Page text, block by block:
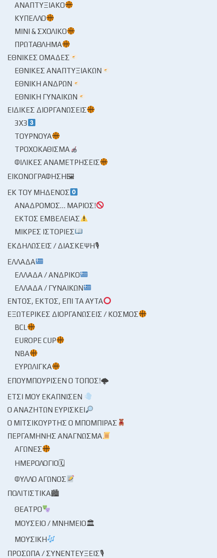
ΑΝΑΠΤΥΞΙΑΚΌ
ΚΎΠΕΛΛΟ
ΜΊΝΙ & ΣΧΟΛΙΚΌ
ΠΡΩΤΆΘΛΗΜΑ
ΕΘΝΙΚΈΣ ΟΜΆΔΕΣ
ΕΘΝΙΚΈΣ ΑΝΑΠΤΥΞΙΑΚΏΝ
ΕΘΝΙΚΉ ΑΝΔΡΏΝ
ΕΘΝΙΚΉ ΓΥΝΑΙΚΏΝ
ΕΙΔΙΚΈΣ ΔΙΟΡΓΑΝΏΣΕΙΣ
3X3
ΤΟΥΡΝΟΥΆ
ΤΡΟΧΟΚΆΘΙΣΜΑ
ΦΙΛΙΚΈΣ ΑΝΑΜΕΤΡΉΣΕΙΣ
ΕΙΚΟΝΟΓΡΆΦΗΣΗ🖼
ΕΚ ΤΟΥ ΜΗΔΕΝΌΣ
ΑΝΆΔΡΟΜΟΣ… ΜΆΡΙΟΣ!
ΕΚΤΌΣ ΕΜΒΈΛΕΙΑΣ
ΜΙΚΡΈΣ ΙΣΤΟΡΊΕΣ
ΕΚΔΗΛΏΣΕΙΣ / ΔΙΆΣΚΕΨΗ🎙
ΕΛΛΆΔΑ
ΕΛΛΆΔΑ / ΑΝΔΡΙΚΌ
ΕΛΛΆΔΑ / ΓΥΝΑΙΚΏΝ
ΕΝΤΌΣ, ΕΚΤΌΣ, ΕΠΊ ΤΑ ΑΥΤΆ
ΕΞΩΤΕΡΙΚΈΣ ΔΙΟΡΓΑΝΏΣΕΙΣ / ΚΌΣΜΟΣ
BCL
EUROPE CUP
NBA
ΕΥΡΩΛΊΓΚΑ
ΕΠΟΥΜΠΟΎΡΙΣΕΝ Ο ΤΌΠΟΣ!🌩
ΈΤΣΙ ΜΟΥ ΕΚΆΠΝΙΣΕΝ
Ο ΑΝΑΖΗΤΏΝ ΕΥΡΊΣΚΕΙ
Ο ΜΙΤΣΙΚΟΥΡΤΉΣ Ο ΜΠΌΜΠΙΡΑΣ
ΠΕΡΓΑΜΗΝΉΣ ΑΝΆΓΝΩΣΜΑ
ΑΓΏΝΕΣ
ΗΜΕΡΟΛΌΓΙΟ🗓
ΦΎΛΛΟ ΑΓΏΝΟΣ
ΠΟΛΙΤΙΣΤΙΚΆ🏙
ΘΈΑΤΡΟ
ΜΟΥΣΕΊΟ / ΜΝΗΜΕΊΟ🏛
ΜΟΥΣΙΚΉ
ΠΡΌΣΩΠΑ / ΣΥΝΕΝΤΕΎΞΕΙΣ🎙